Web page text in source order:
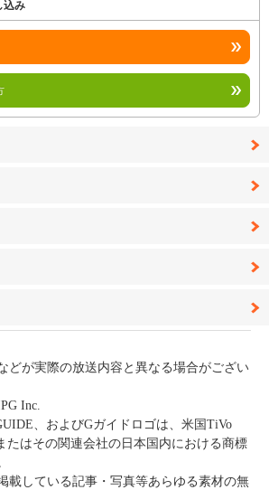
込み
どが実際の放送内容と異なる場合がござい
Inc.
、およびGガイドロゴは、米国TiVo
たはその関連会社の日本国内における商標
載している記事・写真等あらゆる素材の無